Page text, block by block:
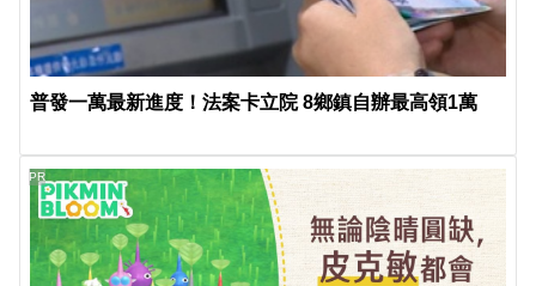
普發一萬最新進度！法案卡立院 8鄉鎮自辦最高領1萬
PR